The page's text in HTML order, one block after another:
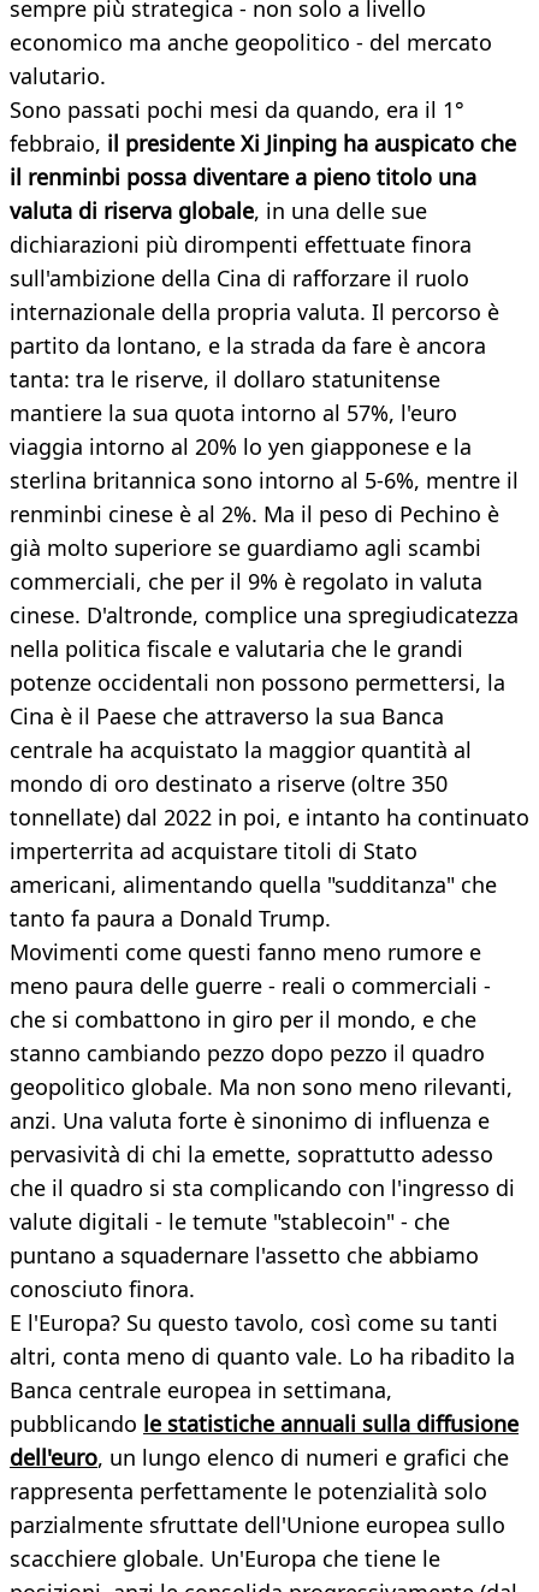
sempre più strategica - non solo a livello
economico ma anche geopolitico - del mercato
valutario.
Sono passati pochi mesi da quando, era il 1°
febbraio, il presidente Xi Jinping ha auspicato che
il renminbi possa diventare a pieno titolo una
valuta di riserva globale, in una delle sue
dichiarazioni più dirompenti effettuate finora
sull'ambizione della Cina di rafforzare il ruolo
internazionale della propria valuta. Il percorso è
partito da lontano, e la strada da fare è ancora
tanta: tra le riserve, il dollaro statunitense
mantiere la sua quota intorno al 57%, l'euro
viaggia intorno al 20% lo yen giapponese e la
sterlina britannica sono intorno al 5-6%, mentre il
renminbi cinese è al 2%. Ma il peso di Pechino è
già molto superiore se guardiamo agli scambi
commerciali, che per il 9% è regolato in valuta
cinese. D'altronde, complice una spregiudicatezza
nella politica fiscale e valutaria che le grandi
potenze occidentali non possono permettersi, la
Cina è il Paese che attraverso la sua Banca
centrale ha acquistato la maggior quantità al
mondo di oro destinato a riserve (oltre 350
tonnellate) dal 2022 in poi, e intanto ha continuato
imperterrita ad acquistare titoli di Stato
americani, alimentando quella "sudditanza" che
tanto fa paura a Donald Trump.
Movimenti come questi fanno meno rumore e
meno paura delle guerre - reali o commerciali -
che si combattono in giro per il mondo, e che
stanno cambiando pezzo dopo pezzo il quadro
geopolitico globale. Ma non sono meno rilevanti,
anzi. Una valuta forte è sinonimo di influenza e
pervasività di chi la emette, soprattutto adesso
che il quadro si sta complicando con l'ingresso di
valute digitali - le temute "stablecoin" - che
puntano a squadernare l'assetto che abbiamo
conosciuto finora.
E l'Europa? Su questo tavolo, così come su tanti
altri, conta meno di quanto vale. Lo ha ribadito la
Banca centrale europea in settimana,
pubblicando le statistiche annuali sulla diffusione
dell'euro, un lungo elenco di numeri e grafici che
rappresenta perfettamente le potenzialità solo
parzialmente sfruttate dell'Unione europea sullo
scacchiere globale. Un'Europa che tiene le